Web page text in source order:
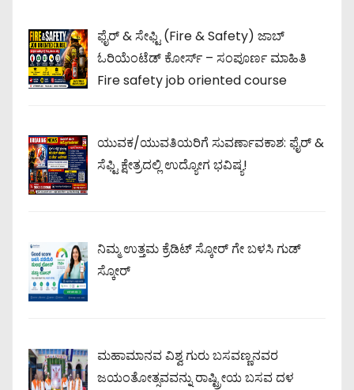
ಫೈರ್ & ಸೇಫ್ಟಿ (Fire & Safety) ಜಾಬ್
ಓರಿಯೆಂಟೆಡ್ ಕೋರ್ಸ್ – ಸಂಪೂರ್ಣ ಮಾಹಿತಿ
Fire safety job oriented course
ಯುವಕ/ಯುವತಿಯರಿಗೆ ಸುವರ್ಣಾವಕಾಶ: ಫೈರ್ &
ಸೆಫ್ಟಿ ಕ್ಷೇತ್ರದಲ್ಲಿ ಉದ್ಯೋಗ ಭವಿಷ್ಯ!
ನಿಮ್ಮ ಉತ್ತಮ ಕ್ರೆಡಿಟ್ ಸ್ಕೋರ್ ಗೇ ಬಳಸಿ ಗುಡ್
ಸ್ಕೋರ್
ಮಹಾಮಾನವ ವಿಶ್ವ ಗುರು ಬಸವಣ್ಣನವರ
ಜಯಂತೋತ್ಸವವನ್ನು ರಾಷ್ಟ್ರೀಯ ಬಸವ ದಳ